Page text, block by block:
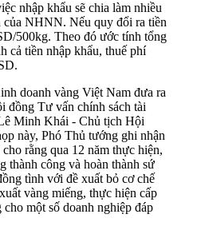
nhập khẩu sẽ chia làm nhiều
của NHNN. Nếu quy đổi ra tiền
500kg. Theo đó ước tính tổng
cả tiền nhập khẩu, thuế phí
doanh vàng Việt Nam đưa ra
đồng Tư vấn chính sách tài
Minh Khái - Chủ tịch Hội
này, Phó Thủ tướng ghi nhận
rằng qua 12 năm thực hiện,
thành công và hoàn thành sứ
tình với đề xuất bỏ cơ chế
vàng miếng, thực hiện cấp
một số doanh nghiệp đáp